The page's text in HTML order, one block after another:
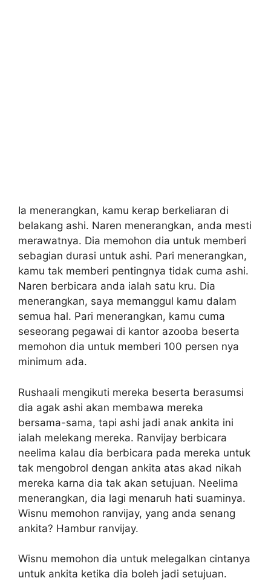
Ia menerangkan, kamu kerap berkeliaran di
belakang ashi. Naren menerangkan, anda mesti
merawatnya. Dia memohon dia untuk memberi
sebagian durasi untuk ashi. Pari menerangkan,
kamu tak memberi pentingnya tidak cuma ashi.
Naren berbicara anda ialah satu kru. Dia
menerangkan, saya memanggul kamu dalam
semua hal. Pari menerangkan, kamu cuma
seseorang pegawai di kantor azooba beserta
memohon dia untuk memberi 100 persen nya
minimum ada.
Rushaali mengikuti mereka beserta berasumsi
dia agak ashi akan membawa mereka
bersama-sama, tapi ashi jadi anak ankita ini
ialah melekang mereka. Ranvijay berbicara
neelima kalau dia berbicara pada mereka untuk
tak mengobrol dengan ankita atas akad nikah
mereka karna dia tak akan setujuan. Neelima
menerangkan, dia lagi menaruh hati suaminya.
Wisnu memohon ranvijay, yang anda senang
ankita? Hambur ranvijay.
Wisnu memohon dia untuk melegalkan cintanya
untuk ankita ketika dia boleh jadi setujuan.